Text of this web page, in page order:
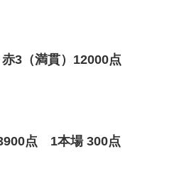
3（満貫）12000点
点 1本場 300点